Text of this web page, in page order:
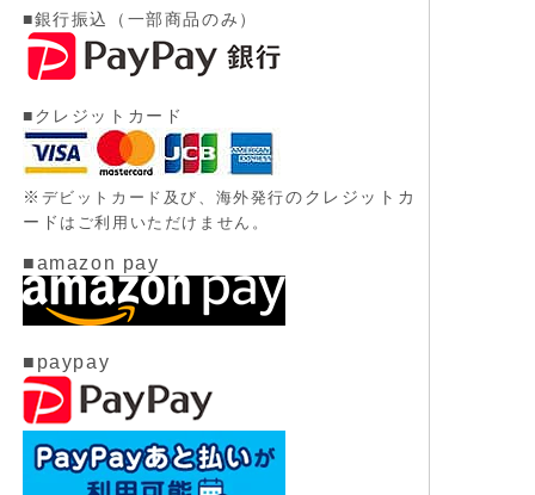
■銀行振込（一部商品のみ）
■クレジットカード
※ デビットカード及び、 海外発行のクレジットカ
ード はご利用いただけません。
■amazon pay
■paypay